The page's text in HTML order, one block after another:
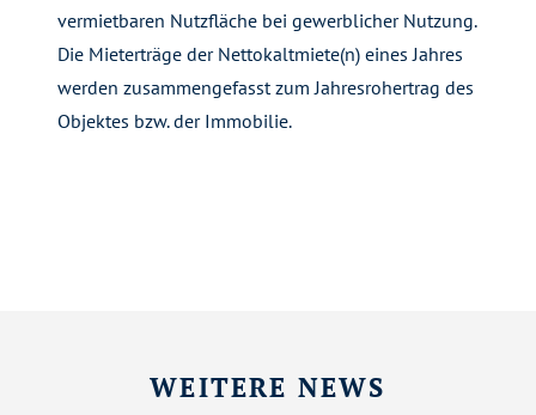
vermietbaren Nutzfläche bei gewerblicher Nutzung.
Die Mieterträge der Nettokaltmiete(n) eines Jahres
werden zusammengefasst zum Jahresrohertrag des
Objektes bzw. der Immobilie.
WEITERE NEWS